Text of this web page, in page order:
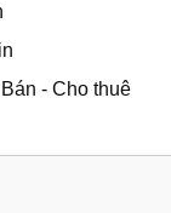
- Cho thuê